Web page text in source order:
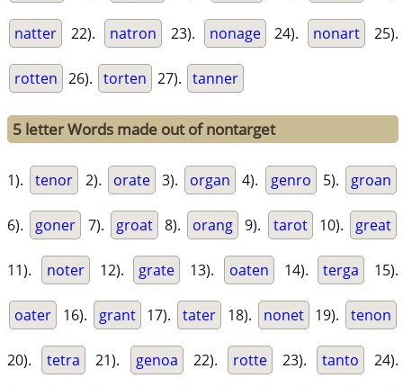
natter 22). natron 23). nonage 24). nonart 25).
rotten 26). torten 27). tanner
5 letter Words made out of nontarget
1). tenor 2). orate 3). organ 4). genro 5). groan
6). goner 7). groat 8). orang 9). tarot 10). great
11). noter 12). grate 13). oaten 14). terga 15).
oater 16). grant 17). tater 18). nonet 19). tenon
20). tetra 21). genoa 22). rotte 23). tanto 24).